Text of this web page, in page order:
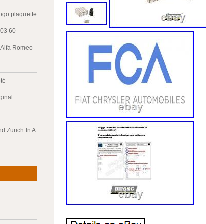
plaquette
60
Romeo
Zurich In A